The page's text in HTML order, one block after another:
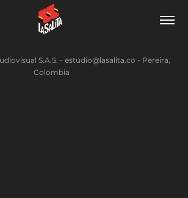
S.A.S. - estudio@lasalita.co - Pereira,
Colombia